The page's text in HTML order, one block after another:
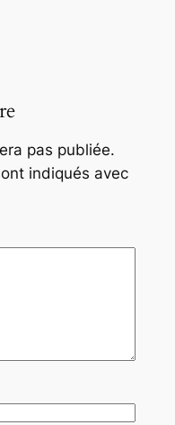
pas publiée.
indiqués avec